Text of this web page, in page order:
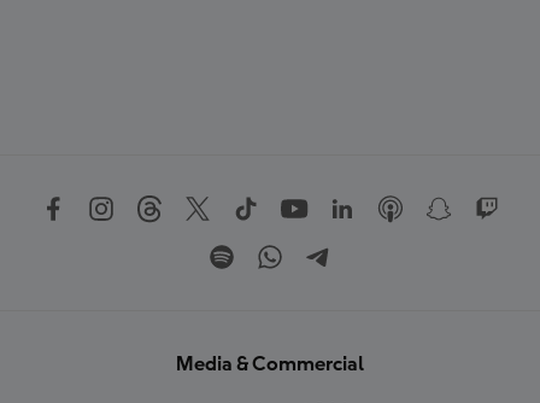
Media & Commercial